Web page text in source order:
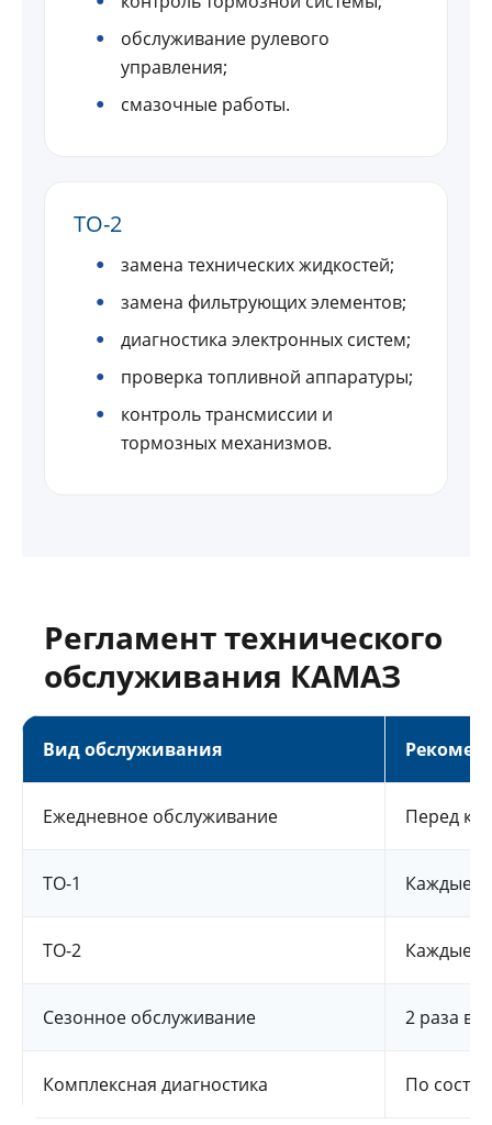
обслуживание рулевого
управления;
смазочные работы.
ТО-2
замена технических жидкостей;
замена фильтрующих элементов;
диагностика электронных систем;
проверка топливной аппаратуры;
контроль трансмиссии и
тормозных механизмов.
Регламент технического
обслуживания КАМАЗ
Вид обслуживания
Ежедневное обслуживание Перед
ТО-1 Каждые
ТО-2 Каждые
Сезонное обслуживание 2 раза в
Комплексная диагностика По